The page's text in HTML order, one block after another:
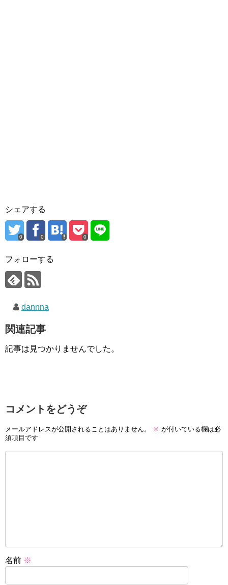
シェアする
0 0 0
フォローする
dannna
関連記事
記事は見つかりませんでした。
コメントをどうぞ
メールアドレスが公開されることはありません。 ※ が付いている欄は必
須項目です
名前 ※